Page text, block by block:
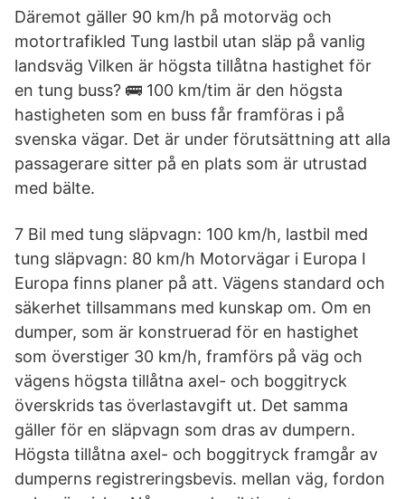
Däremot gäller 90 km/h på motorväg och
motortrafikled Tung lastbil utan släp på vanlig
landsväg Vilken är högsta tillåtna hastighet för
en tung buss? 🚌 100 km/tim är den högsta
hastigheten som en buss får framföras i på
svenska vägar. Det är under förutsättning att alla
passagerare sitter på en plats som är utrustad
med bälte.
7 Bil med tung släpvagn: 100 km/h, lastbil med
tung släpvagn: 80 km/h Motorvägar i Europa I
Europa finns planer på att. Vägens standard och
säkerhet tillsammans med kunskap om. Om en
dumper, som är konstruerad för en hastighet
som överstiger 30 km/h, framförs på väg och
vägens högsta tillåtna axel- och boggitryck
överskrids tas överlastavgift ut. Det samma
gäller för en släpvagn som dras av dumpern.
Högsta tillåtna axel- och boggitryck framgår av
dumperns registreringsbevis. mellan väg, fordon